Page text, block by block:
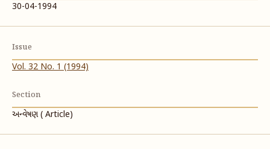
30-04-1994
Issue
Vol. 32 No. 1 (1994)
Section
અન્વેષણ ( Article)